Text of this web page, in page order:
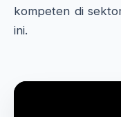
kompeten di
ini.